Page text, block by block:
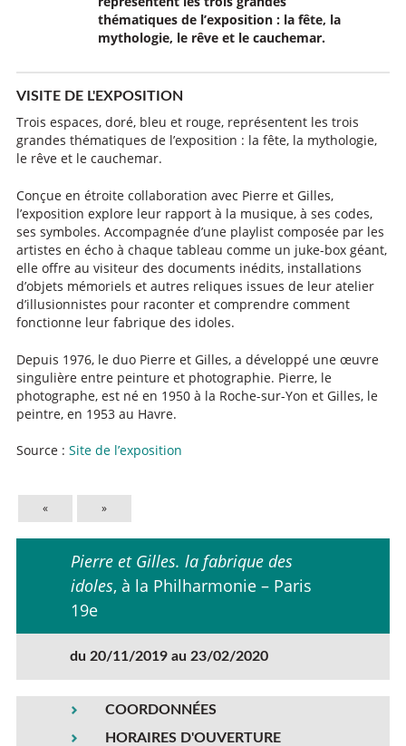
thématiques de l’exposition : la fête, la
mythologie, le rêve et le cauchemar.
VISITE DE L'EXPOSITION
Trois espaces, doré, bleu et rouge, représentent les trois
grandes thématiques de l’exposition : la fête, la mythologie,
le rêve et le cauchemar.
Conçue en étroite collaboration avec Pierre et Gilles,
l’exposition explore leur rapport à la musique, à ses codes,
ses symboles. Accompagnée d’une playlist composée par les
artistes en écho à chaque tableau comme un juke-box géant,
elle offre au visiteur des documents inédits, installations
d’objets mémoriels et autres reliques issues de leur atelier
d’illusionnistes pour raconter et comprendre comment
fonctionne leur fabrique des idoles.
Depuis 1976, le duo Pierre et Gilles, a développé une œuvre
singulière entre peinture et photographie. Pierre, le
photographe, est né en 1950 à la Roche-sur-Yon et Gilles, le
peintre, en 1953 au Havre.
Source : Site de l’exposition
« »
Pierre et Gilles. la fabrique des
idoles, à la Philharmonie – Paris
19e
du 20/11/2019 au 23/02/2020
COORDONNÉES
HORAIRES D'OUVERTURE